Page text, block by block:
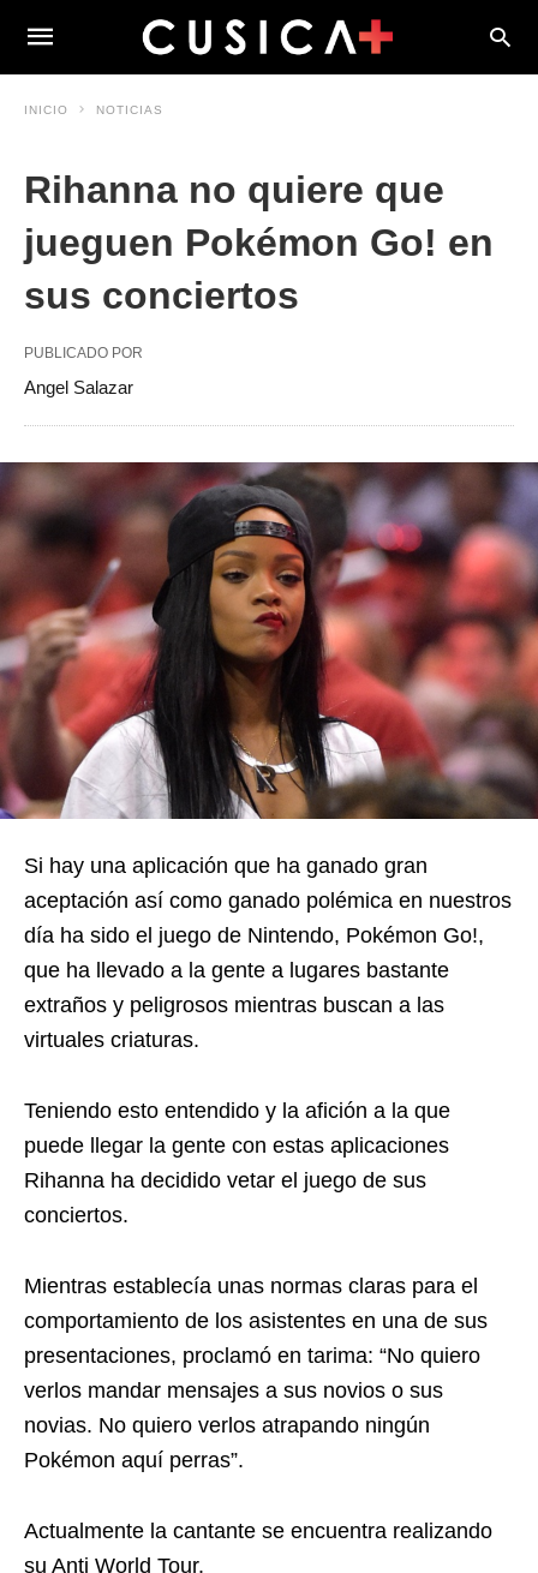
INICIO NOTICIAS
Rihanna no quiere que
jueguen Pokémon Go! en
sus conciertos
PUBLICADO POR
Angel Salazar
Si hay una aplicación que ha ganado gran
aceptación así como ganado polémica en nuestros
día ha sido el juego de Nintendo, Pokémon Go!,
que ha llevado a la gente a lugares bastante
extraños y peligrosos mientras buscan a las
virtuales criaturas.
Teniendo esto entendido y la afición a la que
puede llegar la gente con estas aplicaciones
Rihanna ha decidido vetar el juego de sus
conciertos.
Mientras establecía unas normas claras para el
comportamiento de los asistentes en una de sus
presentaciones, proclamó en tarima: “No quiero
verlos mandar mensajes a sus novios o sus
novias. No quiero verlos atrapando ningún
Pokémon aquí perras”.
Actualmente la cantante se encuentra realizando
su Anti World Tour.